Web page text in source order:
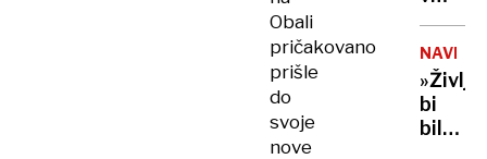
Obali
pričakovano
prišle
do
svoje
nove
Tihem
vajo
bi
bilo